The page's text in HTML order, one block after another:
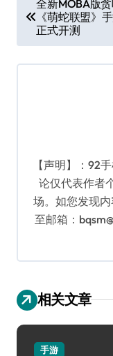
章
导
航
全新MOBA版
《萌蛇联盟》
正式开测
【声明】：92
论仅代表作者
场。如您发现
至邮箱：
相关文章
手游